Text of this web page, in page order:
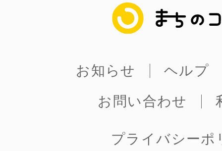
まちのコイン
お知らせ
ヘルプ
お問い合わせ
プライバシーポ